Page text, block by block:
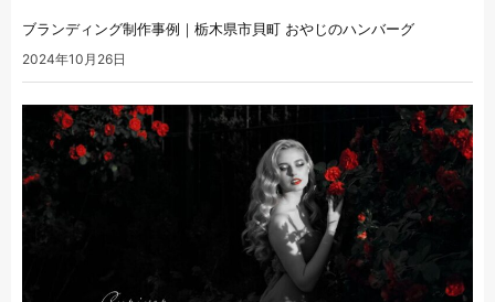
ブランディング制作事例｜栃木県市貝町 おやじのハンバーグ
2024年10月26日